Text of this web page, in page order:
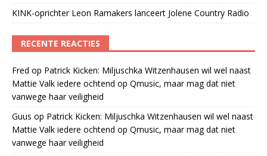
KINK-oprichter Leon Ramakers lanceert Jolene Country Radio
RECENTE REACTIES
Fred op Patrick Kicken: Miljuschka Witzenhausen wil wel naast
Mattie Valk iedere ochtend op Qmusic, maar mag dat niet
vanwege haar veiligheid
Guus op Patrick Kicken: Miljuschka Witzenhausen wil wel naast
Mattie Valk iedere ochtend op Qmusic, maar mag dat niet
vanwege haar veiligheid